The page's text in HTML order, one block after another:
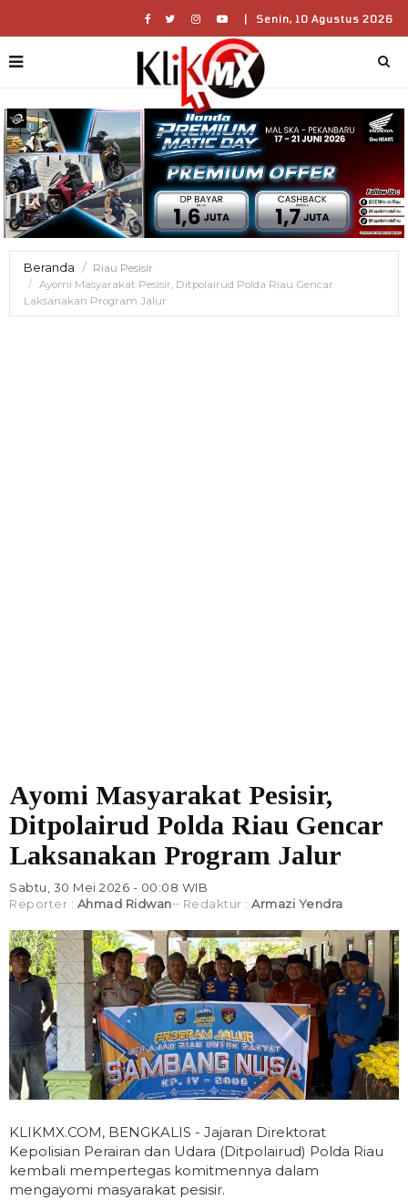
| Senin, 10 Agustus 2026
Beranda
Riau Pesisir
Ayomi Masyarakat Pesisir, Ditpolairud Polda Riau Gencar
Laksanakan Program Jalur
Ayomi Masyarakat Pesisir,
Ditpolairud Polda Riau Gencar
Laksanakan Program Jalur
Sabtu, 30 Mei 2026 - 00:08 WIB
Reporter : Ahmad Ridwan Redaktur : Armazi Yendra
KLIKMX.COM, BENGKALIS - Jajaran Direktorat
Kepolisian Perairan dan Udara (Ditpolairud) Polda Riau
kembali mempertegas komitmennya dalam
mengayomi masyarakat pesisir.